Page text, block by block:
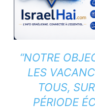
“NOTRE
LES
TOUS,
PÉRIODE